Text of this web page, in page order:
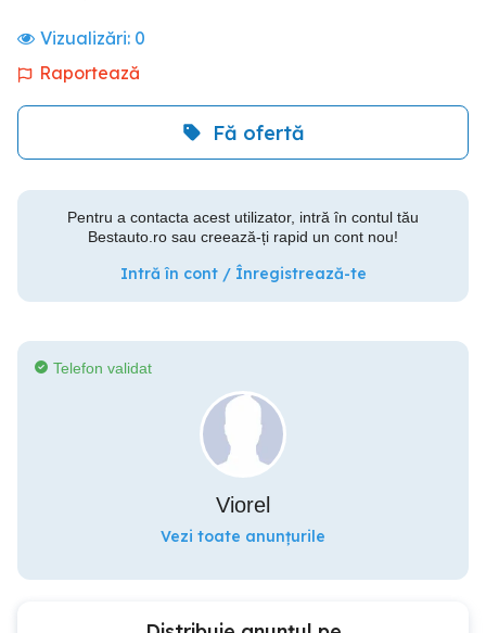
Vizualizări: 0
Raportează
Fă ofertă
Pentru a contacta acest utilizator, intră în contul tău
Bestauto.ro sau creează-ți rapid un cont nou!
Intră în cont / Înregistrează-te
Telefon validat
Viorel
Vezi toate anunțurile